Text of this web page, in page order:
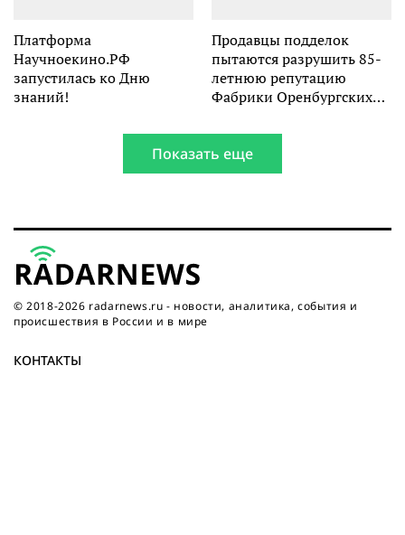
Платформа
Научноекино.РФ
запустилась ко Дню
знаний!
Продавцы подделок
пытаются разрушить 85-
летнюю репутацию
Фабрики Оренбургских
прикрываясь
«бабушками-
вязальщицами»
Показать еще
© 2018-2026 radarnews.ru - новости, аналитика, события и
происшествия в России и в мире
КОНТАКТЫ